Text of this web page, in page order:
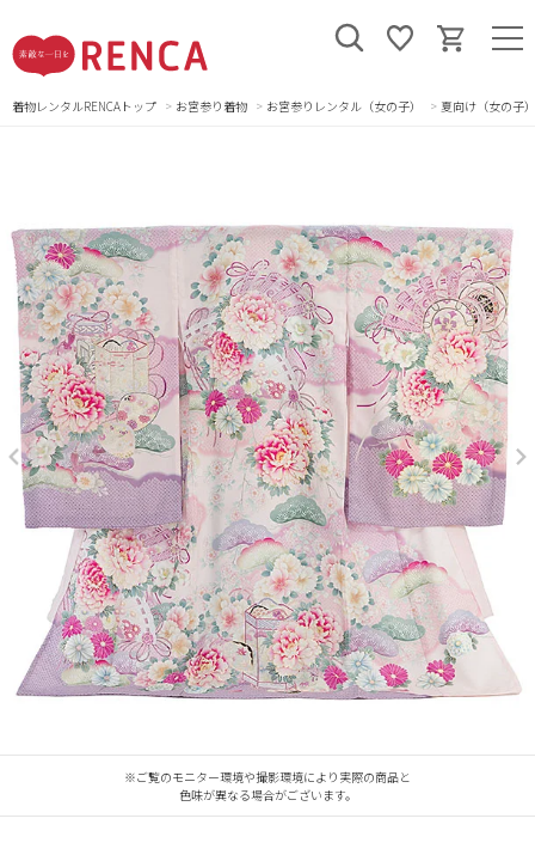
着物レンタルRENCAトップ お宮参り着物 お宮参りレンタル（女の子） 夏向け（女の子）
※ご覧のモニター環境や撮影環境により実際の商品と
色味が異なる場合がございます。